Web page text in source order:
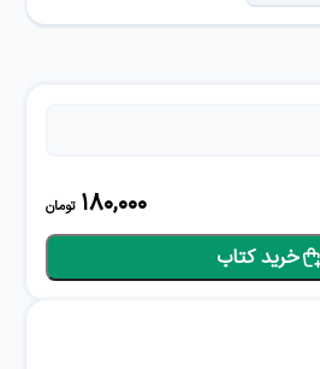
180,000 تومان
خرید کتاب